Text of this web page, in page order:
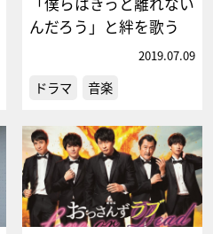
んだろう」と絆を歌う
2019.07.09
ドラマ 音楽